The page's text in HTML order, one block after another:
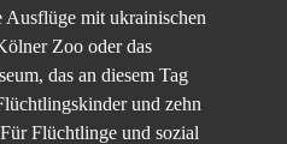
Ausflüge mit ukrainischen
Zoo oder das
das an diesem Tag
und zehn
Flüchtlinge und sozial